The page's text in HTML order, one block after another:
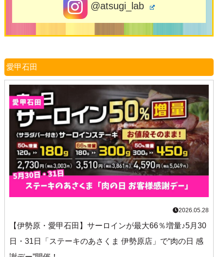
@atsugi_lab
愛甲石田
2026.05.28
【伊勢原・愛甲石田】サーロインが最大66％増量♪5月30
日・31日「ステーキのあさくま 伊勢原店」で“肉の日 感